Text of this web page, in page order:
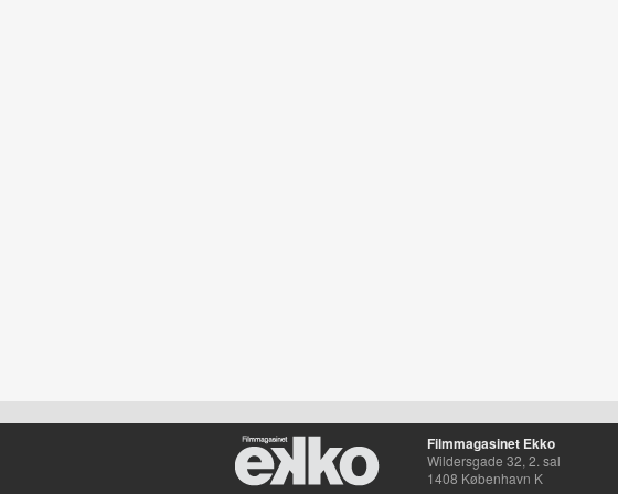
Filmmagasinet Ekko
Wildersgade 32, 2. sal
1408 København K